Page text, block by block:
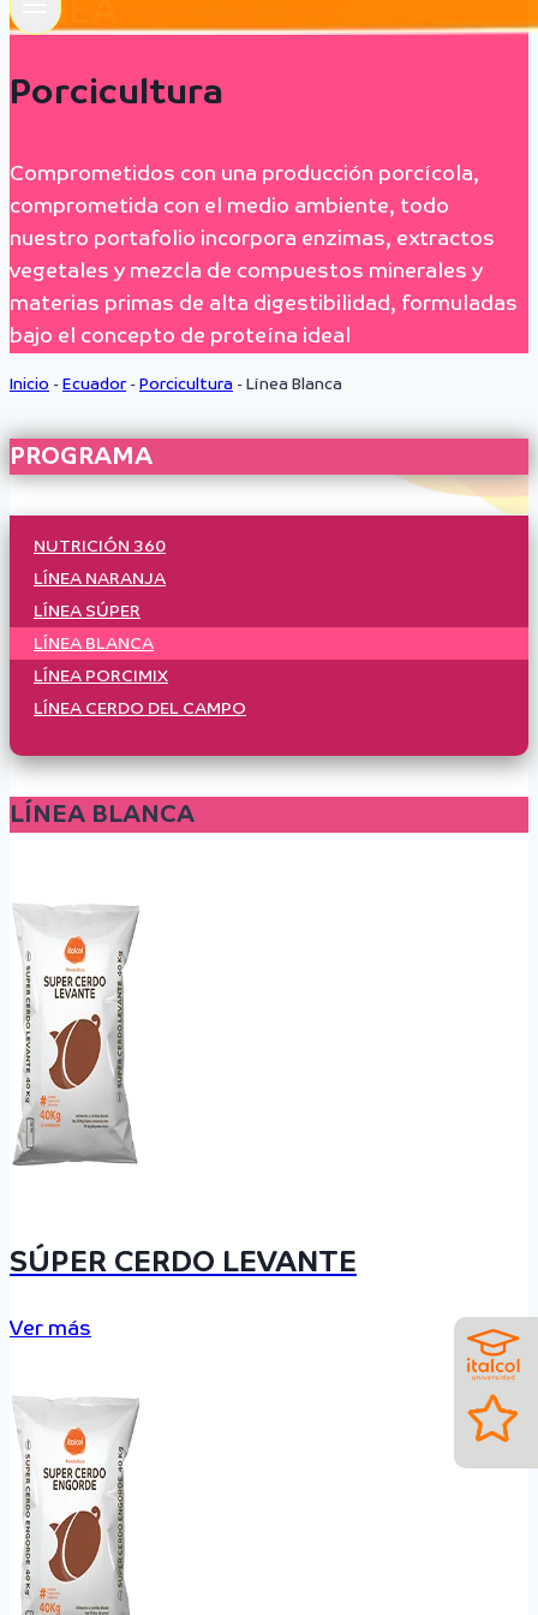
LÍNEA
Porcicultura
Comprometidos con una producción porcícola,
comprometida con el medio ambiente, todo
nuestro portafolio incorpora enzimas, extractos
vegetales y mezcla de compuestos minerales y
materias primas de alta digestibilidad, formuladas
bajo el concepto de proteína ideal
Inicio - Ecuador - Porcicultura - Línea Blanca
PROGRAMA
NUTRICIÓN 360
LÍNEA NARANJA
LÍNEA SÚPER
LÍNEA BLANCA
LÍNEA PORCIMIX
LÍNEA CERDO DEL CAMPO
LÍNEA BLANCA
SÚPER CERDO LEVANTE
Ver más